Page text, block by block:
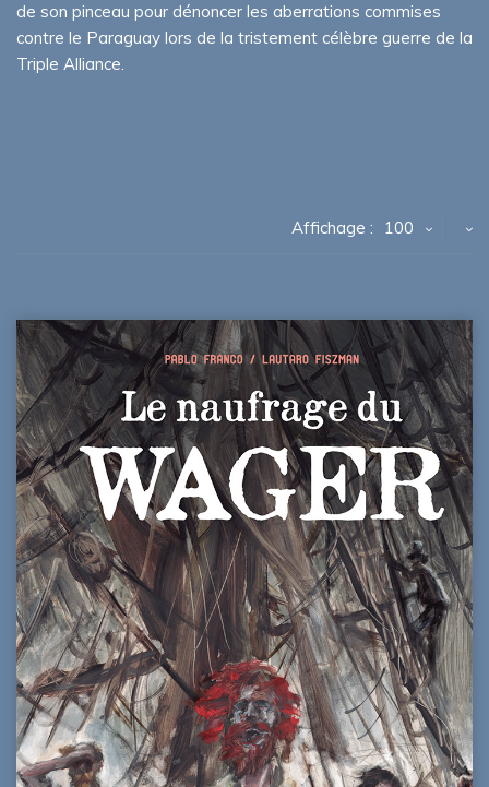
de son pinceau pour dénoncer les aberrations commises
contre le Paraguay lors de la tristement célèbre guerre de la
Triple Alliance.
Affichage : 100